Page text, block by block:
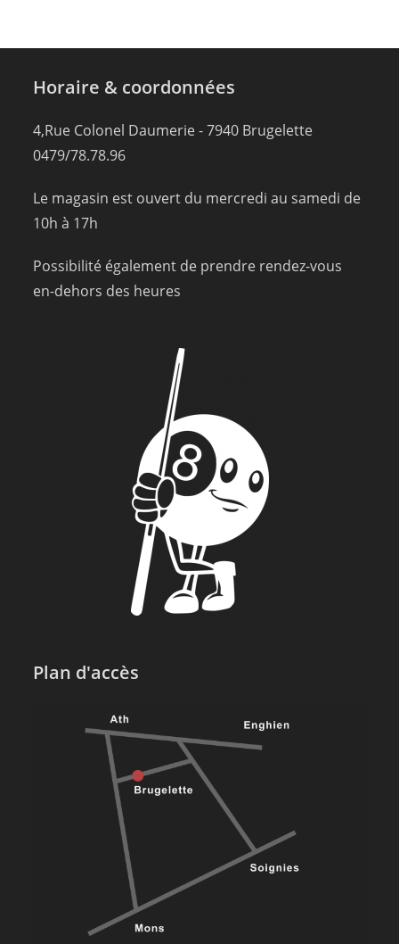
Horaire & coordonnées
4,Rue Colonel Daumerie - 7940 Brugelette
0479/78.78.96
Le magasin est ouvert du mercredi au samedi de
10h à 17h
Possibilité également de prendre rendez-vous
en-dehors des heures
Plan d'accès